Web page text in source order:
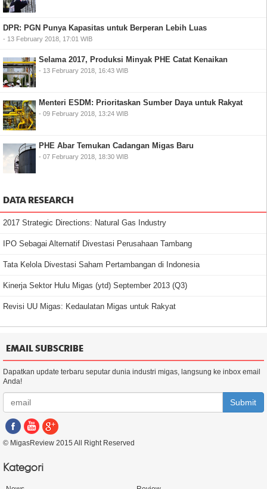
DPR: PGN Punya Kapasitas untuk Berperan Lebih Luas
- 13 February 2018, 17:01 WIB
Selama 2017, Produksi Minyak PHE Catat Kenaikan
- 13 February 2018, 16:43 WIB
Menteri ESDM: Prioritaskan Sumber Daya untuk Rakyat
- 09 February 2018, 13:24 WIB
PHE Abar Temukan Cadangan Migas Baru
- 07 February 2018, 18:30 WIB
DATA RESEARCH
2017 Strategic Directions: Natural Gas Industry
IPO Sebagai Alternatif Divestasi Perusahaan Tambang
Tata Kelola Divestasi Saham Pertambangan di Indonesia
Kinerja Sektor Hulu Migas (ytd) September 2013 (Q3)
Revisi UU Migas: Kedaulatan Migas untuk Rakyat
EMAIL SUBSCRIBE
Dapatkan update terbaru seputar dunia industri migas, langsung ke inbox email
Anda!
Submit
© MigasReview 2015 All Right Reserved
Kategori